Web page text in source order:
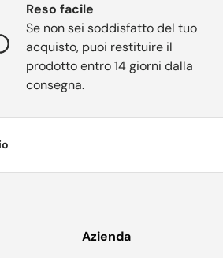
Reso facile
Se non sei soddisfatto del tuo
acquisto, puoi restituire il
prodotto entro 14 giorni dalla
consegna.
Azienda